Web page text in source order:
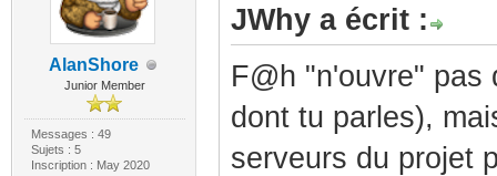
AlanShore
Junior Member
Messages : 49
Sujets : 5
Inscription : May 2020
JWhy a écrit :
F@h "n'ouvre"
dont tu parles),
serveurs du projet